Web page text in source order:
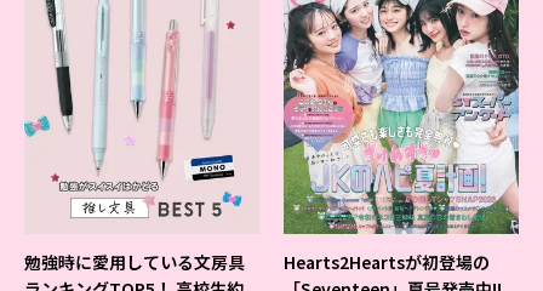
勉強時に愛用している文房具
Hearts2Heartsが初登場の